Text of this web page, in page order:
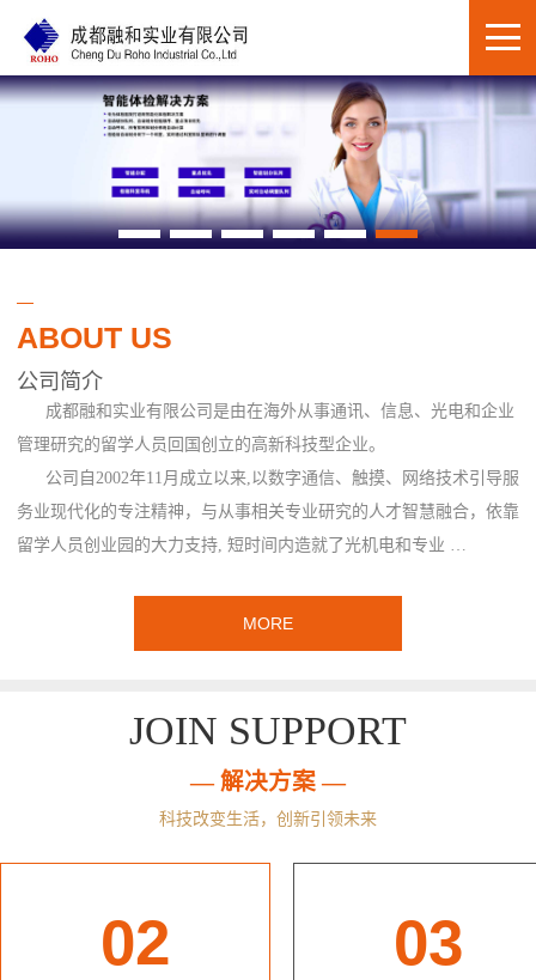
ABOUT US
公司简介
成都融和实业有限公司是由在海外从事通讯、信息、光电和企业
管理研究的留学人员回国创立的高新科技型企业。
公司自2002年11月成立以来,以数字通信、触摸、网络技术引导服
务业现代化的专注精神，与从事相关专业研究的人才智慧融合，依靠
留学人员创业园的大力支持, 短时间内造就了光机电和专业 …
MORE
JOIN SUPPORT
— 解决方案 —
科技改变生活，创新引领未来
02 03